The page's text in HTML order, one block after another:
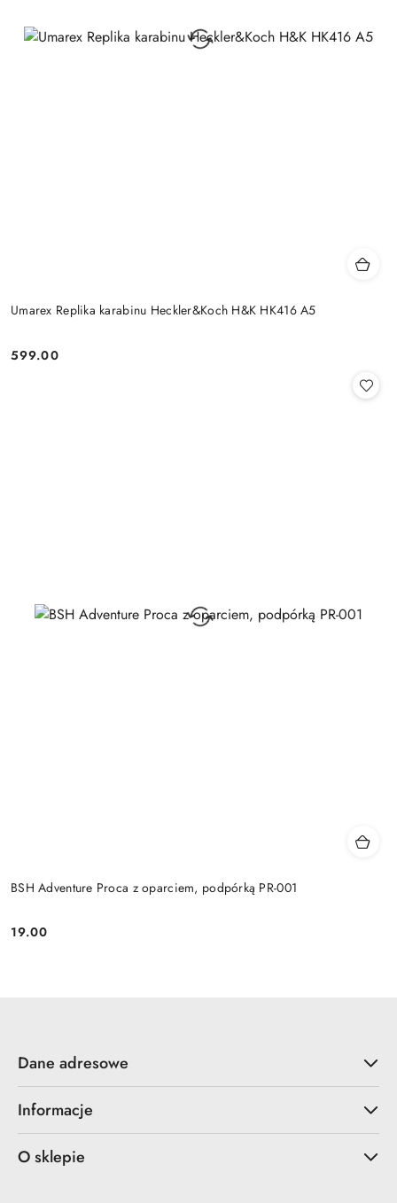
Umarex Replika karabinu Heckler&Koch H&K HK416 A5
Cena:
599.00
BSH Adventure Proca z oparciem, podpórką PR-001
Cena:
19.00
Dane adresowe
Informacje
O sklepie